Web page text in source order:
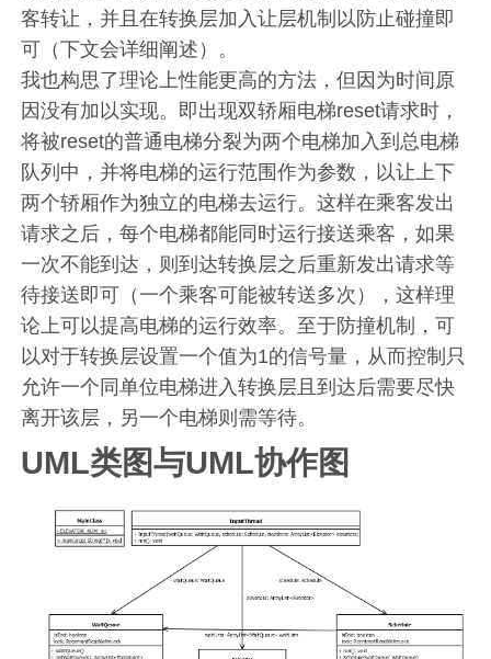
客转让，并且在转换层加入让层机制以防止碰撞即
可（下文会详细阐述）。
我也构思了理论上性能更高的方法，但因为时间原
因没有加以实现。即出现双轿厢电梯reset请求时，
将被reset的普通电梯分裂为两个电梯加入到总电梯
队列中，并将电梯的运行范围作为参数，以让上下
两个轿厢作为独立的电梯去运行。这样在乘客发出
请求之后，每个电梯都能同时运行接送乘客，如果
一次不能到达，则到达转换层之后重新发出请求等
待接送即可（一个乘客可能被转送多次），这样理
论上可以提高电梯的运行效率。至于防撞机制，可
以对于转换层设置一个值为1的信号量，从而控制只
允许一个同单位电梯进入转换层且到达后需要尽快
离开该层，另一个电梯则需等待。
UML类图与UML协作图